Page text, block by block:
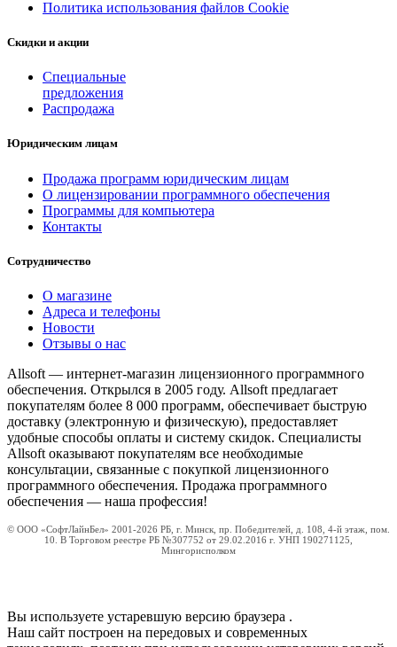
Политика использования файлов Cookie
Скидки и акции
Специальные
предложения
Распродажа
Юридическим лицам
Продажа программ юридическим лицам
О лицензировании программного обеспечения
Программы для компьютера
Контакты
Сотрудничество
О магазине
Адреса и телефоны
Новости
Отзывы о нас
Allsoft — интернет-магазин лицензионного программного
обеспечения. Открылся в 2005 году. Allsoft предлагает
покупателям более 8 000 программ, обеспечивает быструю
доставку (электронную и физическую), предоставляет
удобные способы оплаты и систему скидок. Специалисты
Allsoft оказывают покупателям все необходимые
консультации, связанные с покупкой лицензионного
программного обеспечения. Продажа программного
обеспечения — наша профессия!
© ООО «СофтЛайнБел» 2001-2026 РБ, г. Минск, пр. Победителей, д. 108, 4-й этаж, пом.
10. В Торговом реестре РБ №307752 от 29.02.2016 г. УНП 190271125,
Мингорисполком
Вы используете устаревшую версию браузера .
Наш сайт построен на передовых и современных